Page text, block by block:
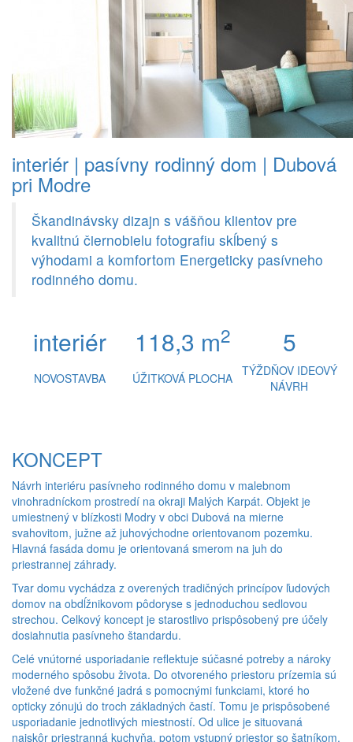
interiér | pasívny rodinný dom | Dubová
pri Modre
Škandinávsky dizajn s vášňou klientov pre
kvalitnú čiernobielu fotografiu skĺbený s
výhodami a komfortom Energeticky pasívneho
rodinného domu.
interiér 118,3 m2 5
NOVOSTAVBA ÚŽITKOVÁ PLOCHA TÝŽDŇOV IDEOVÝ
NÁVRH
KONCEPT
Návrh interiéru pasívneho rodinného domu v malebnom
vinohradníckom prostredí na okraji Malých Karpát. Objekt je
umiestnený v blízkosti Modry v obci Dubová na mierne
svahovitom, južne až juhovýchodne orientovanom pozemku.
Hlavná fasáda domu je orientovaná smerom na juh do
priestrannej záhrady.
Tvar domu vychádza z overených tradičných princípov ľudových
domov na obdĺžnikovom pôdoryse s jednoduchou sedlovou
strechou. Celkový koncept je starostlivo prispôsobený pre účely
dosiahnutia pasívneho štandardu.
Celé vnútorné usporiadanie reflektuje súčasné potreby a nároky
moderného spôsobu života. Do otvoreného priestoru prízemia sú
vložené dve funkčné jadrá s pomocnými funkciami, ktoré ho
opticky zónujú do troch základných častí. Tomu je prispôsobené
usporiadanie jednotlivých miestností. Od ulice je situovaná
najskôr priestranná kuchyňa, potom vstupný priestor so šatníkom,